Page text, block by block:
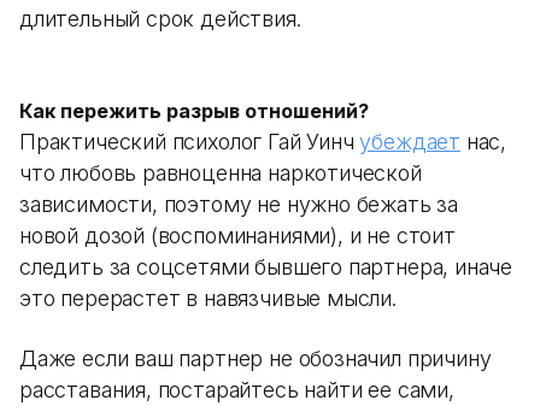
длительный срок действия.
Как пережить разрыв отношений?
Практический психолог Гай Уинчубеждает нас,
что любовь равноценна наркотической
зависимости, поэтому не нужно бежать за
новой дозой (воспоминаниями), и не стоит
следить за соцсетями бывшего партнера, иначе
это перерастет в навязчивые мысли.
Даже если ваш партнер не обозначил причину
расставания, постарайтесь найти ее сами,